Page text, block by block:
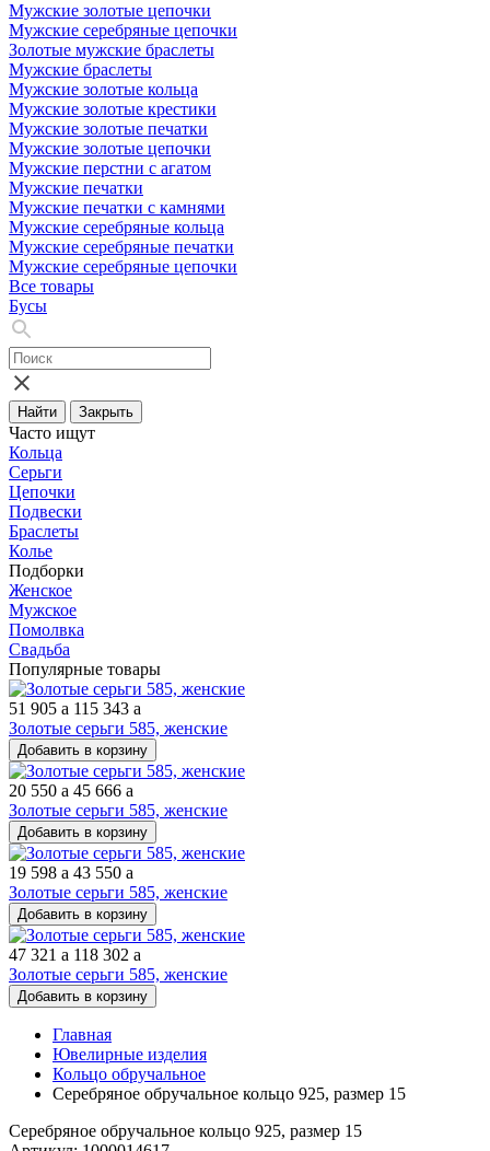
Мужские золотые цепочки
Мужские серебряные цепочки
Золотые мужские браслеты
Мужские браслеты
Мужские золотые кольца
Мужские золотые крестики
Мужские золотые печатки
Мужские золотые цепочки
Мужские перстни с агатом
Мужские печатки
Мужские печатки с камнями
Мужские серебряные кольца
Мужские серебряные печатки
Мужские серебряные цепочки
Все товары
Бусы
Найти Закрыть
Часто ищут
Кольца
Серьги
Цепочки
Подвески
Браслеты
Колье
Подборки
Женское
Мужское
Помолвка
Свадьба
Популярные товары
51 905 a 115 343 a
Золотые серьги 585, женские
Добавить в корзину
20 550 a 45 666 a
Золотые серьги 585, женские
Добавить в корзину
19 598 a 43 550 a
Золотые серьги 585, женские
Добавить в корзину
47 321 a 118 302 a
Золотые серьги 585, женские
Добавить в корзину
Главная
Ювелирные изделия
Кольцо обручальное
Серебряное обручальное кольцо 925, размер 15
Серебряное обручальное кольцо 925, размер 15